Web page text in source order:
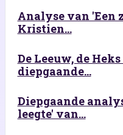
Analyse van 'Een
Kristien...
De Leeuw, de
diepgaande...
Diepgaande
leegte' van...